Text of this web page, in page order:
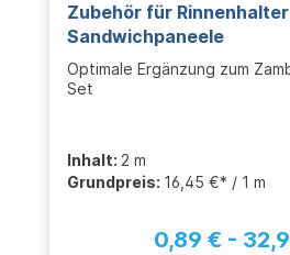
Zubehör für
Sandwichpaneele
Optimale Ergänzung zum
Set
Inhalt: 2 m
Grundpreis: 16,45 €* / 1 m
0,89 € -